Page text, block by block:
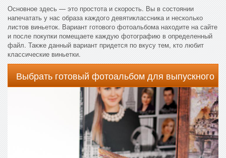
Основное здесь — это простота и скорость. Вы в состоянии
напечатать у нас образа каждого девятиклассника и несколько
листов виньеток. Вариант готового фотоальбома находите на сайте
и после покупки помещаете каждую фотографию в определенный
файл. Также данный вариант придется по вкусу тем, кто любит
классические виньетки.
Выбрать готовый фотоальбом для выпускного